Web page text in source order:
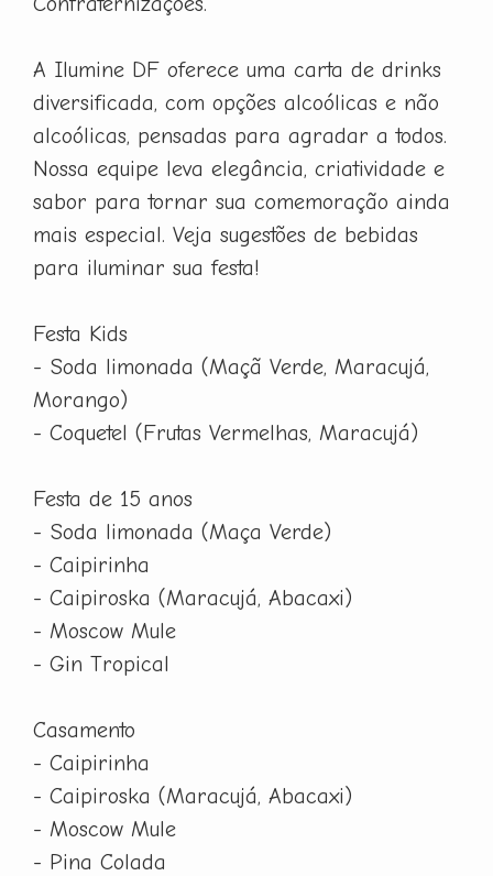
A Ilumine DF oferece uma carta de drinks
diversificada, com opções alcoólicas e não
alcoólicas, pensadas para agradar a todos.
Nossa equipe leva elegância, criatividade e
sabor para tornar sua comemoração ainda
mais especial. Veja sugestões de bebidas
para iluminar sua festa!
Festa Kids
- Soda limonada (Maçã Verde, Maracujá,
Morango)
- Coquetel (Frutas Vermelhas, Maracujá)
Festa de 15 anos
- Soda limonada (Maça Verde)
- Caipirinha
- Caipiroska (Maracujá, Abacaxi)
- Moscow Mule
- Gin Tropical
Casamento
- Caipirinha
- Caipiroska (Maracujá, Abacaxi)
- Moscow Mule
- Pina Colada